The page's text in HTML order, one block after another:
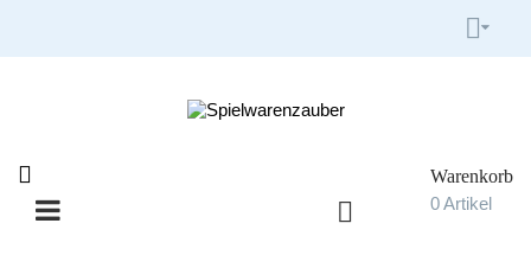

Warenkorb
0Artikel

